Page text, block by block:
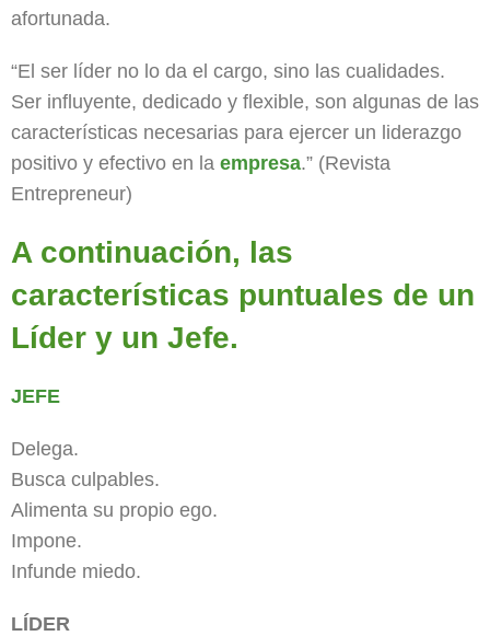
afortunada.
“El ser líder no lo da el cargo, sino las cualidades.
Ser influyente, dedicado y flexible, son algunas de las
características necesarias para ejercer un liderazgo
positivo y efectivo en la empresa.” (Revista
Entrepreneur)
A continuación, las
características puntuales de un
Líder y un Jefe.
JEFE
Delega.
Busca culpables.
Alimenta su propio ego.
Impone.
Infunde miedo.
LÍDER